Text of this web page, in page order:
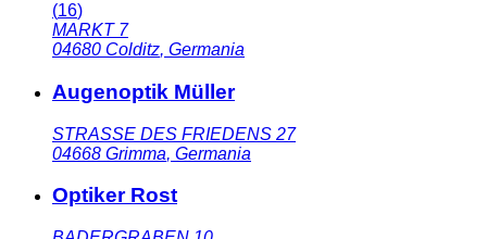
(16)
MARKT 7
04680 Colditz, Germania
Augenoptik Müller
STRASSE DES FRIEDENS 27
04668 Grimma, Germania
Optiker Rost